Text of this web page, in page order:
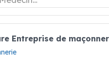
Entreprise de